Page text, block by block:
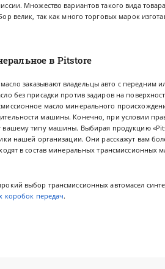
Множество вариантов такого вида
велик, так как много торговых марок
в Pitstore
заказывают владельцы авто с передним
без присадки против задиров на
масло минерального
машины. Конечно, при условии
типу машины. Выбирая продукцию
нашей организации. Они расскажут вам
в состав минеральных трансмиссионных
выбор трансмиссионных автомасел
коробок передач.